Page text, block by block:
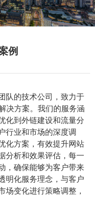
例
队的技术公司，致力于
决方案。我们的服务涵
化到外链建设和流量分
行业和市场的深度调
化方案，有效提升网站
分析和效果评估，每一
，确保能够为客户带来
明化服务理念，与客户
场变化进行策略调整，